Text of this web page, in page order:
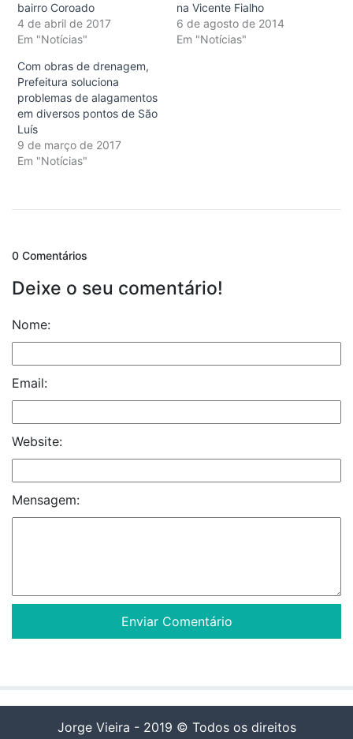
bairro Coroado
4 de abril de 2017
Em "Notícias"
na Vicente Fialho
6 de agosto de 2014
Em "Notícias"
Com obras de drenagem,
Prefeitura soluciona
problemas de alagamentos
em diversos pontos de São
Luís
9 de março de 2017
Em "Notícias"
0 Comentários
Deixe o seu comentário!
Nome:
Email:
Website:
Mensagem:
Jorge Vieira - 2019 © Todos os direitos